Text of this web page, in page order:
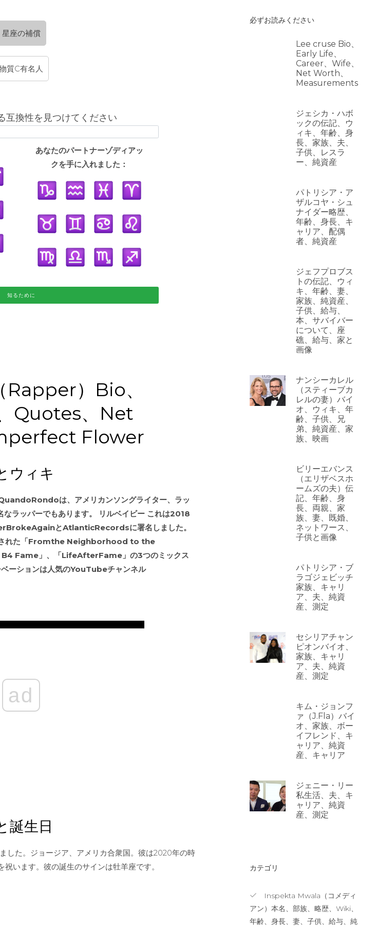
星座の補償
質C有名人
互換性を見つけてください
あなたのパートナーゾディアッ
クを手に入れました：
知るために
）Bio、
Quotes、Net
Flower
ウィキ
は、アメリカンソングライター、ラッ
ラッパーでもあります。 リルベイビー これは2018
とAtlanticRecordsに署名しました。
された「Fromthe Neighborhood to the
Fame」、「LifeAfterFame」の3つのミックス
ーションは人気のYouTubeチャンネル
ad
誕生日
した。ジョージア、アメリカ合衆国。彼は2020年の時
います。彼の誕生のサインは牡羊座です。
必ずお読みください
Lee cruse Bio、
Early Life、
Career、Wife、
Net Worth、
Measurements
ジェシカ・ハボ
ックの伝記、ウ
ィキ、年齢、身
長、家族、夫、
子供、レスラ
ー、純資産
パトリシア・ア
ザルコヤ・シュ
ナイダー略歴、
年齢、身長、キ
ャリア、配偶
者、純資産
ジェフプロブス
トの伝記、ウィ
キ、年齢、妻、
家族、純資産、
子供、給与、
本、サバイバー
について、座
礁、給与、家と
画像
ナンシーカレル
（スティーブカ
レルの妻）バイ
オ、ウィキ、年
齢、子供、兄
弟、純資産、家
族、映画
ビリーエバンス
（エリザベスホ
ームズの夫）伝
記、年齢、身
長、両親、家
族、妻、既婚、
ネットワース、
子供と画像
パトリシア・ブ
ラゴジェビッチ
家族、キャリ
ア、夫、純資
産、測定
セシリアチャン
ピオンバイオ、
家族、キャリ
ア、夫、純資
産、測定
キム・ジョンフ
ァ（J.Fla）バイ
オ、家族、ボー
イフレンド、キ
ャリア、純資
産、キャリア
ジェニー・リー
私生活、夫、キ
ャリア、純資
産、測定
カテゴリ
Inspekta Mwala（コメディ
アン）本名、部族、略歴、Wiki、
年齢、身長、妻、子供、給与、純